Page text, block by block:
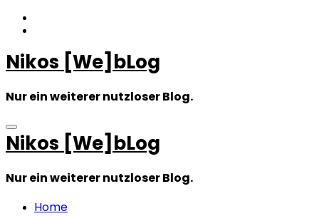
Zum
Inhalt
Nikos [We]bLog
Nur ein weiterer nutzloser Blog.
Nikos [We]bLog
Nur ein weiterer nutzloser Blog.
Home